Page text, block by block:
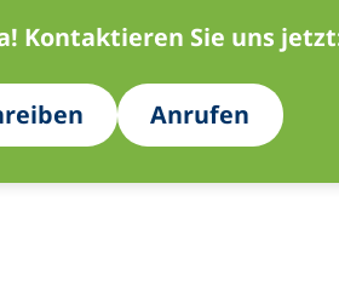
Kontaktieren Sie uns
Anrufen